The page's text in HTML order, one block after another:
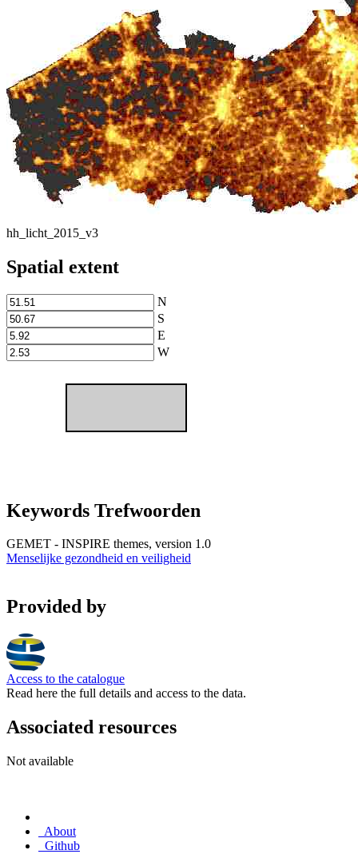
hh_licht_2015_v3
Spatial extent
N
S
E
W
Keywords Trefwoorden
GEMET - INSPIRE themes, version 1.0
Menselijke gezondheid en veiligheid
Provided by
Access to the catalogue
Read here the full details and access to the data.
Associated resources
Not available
About
Github